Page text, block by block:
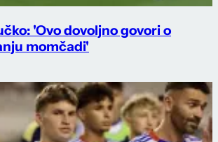
'Ovo dovoljno govori o
momčadi'